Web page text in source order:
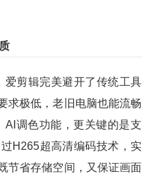
剪辑完美避开了传统工具
求极低，老旧电脑也能流畅
调色功能，更关键的是支
H265超高清编码技术，实
节省存储空间，又保证画面